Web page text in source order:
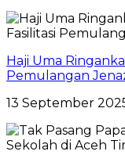
Haji Uma
Pemulangan
13 September